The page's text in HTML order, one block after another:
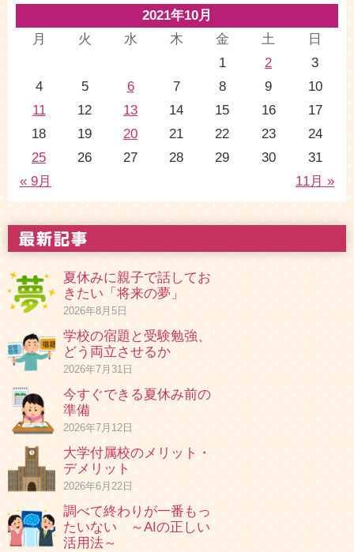
2021年10月
月
火 水 木 金 土 日
« 9月 11月 »
1 2
3
4
5 6 7 8 9
10
11
12 13 14 15 16
17
18
19 20 21 22 23
24
25
26 27 28 29 30 31
夏休みに親子で話してお
きたい「将来の夢」
2026年8月5日
学校の宿題と受験勉強、
どう両立させるか
2026年7月31日
今すぐできる夏休み前の
準備
2026年7月12日
大学付属校のメリット・
デメリット
2026年6月22日
調べて終わりが一番もっ
たいない ～AIの正しい
活用法～